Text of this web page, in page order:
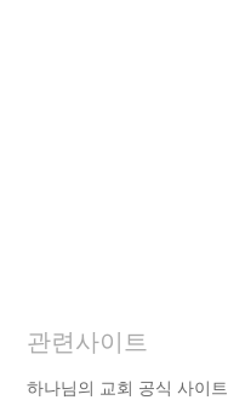
관련사이트
하나님의 교회 공식 사이트